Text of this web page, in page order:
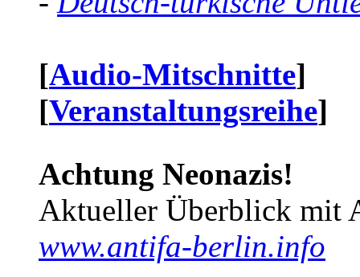
[Audio-Mitschnitte]
[Veranstaltungsreihe]
Achtung Neonazis!
Aktueller Überblick mit
www.antifa-berlin.info